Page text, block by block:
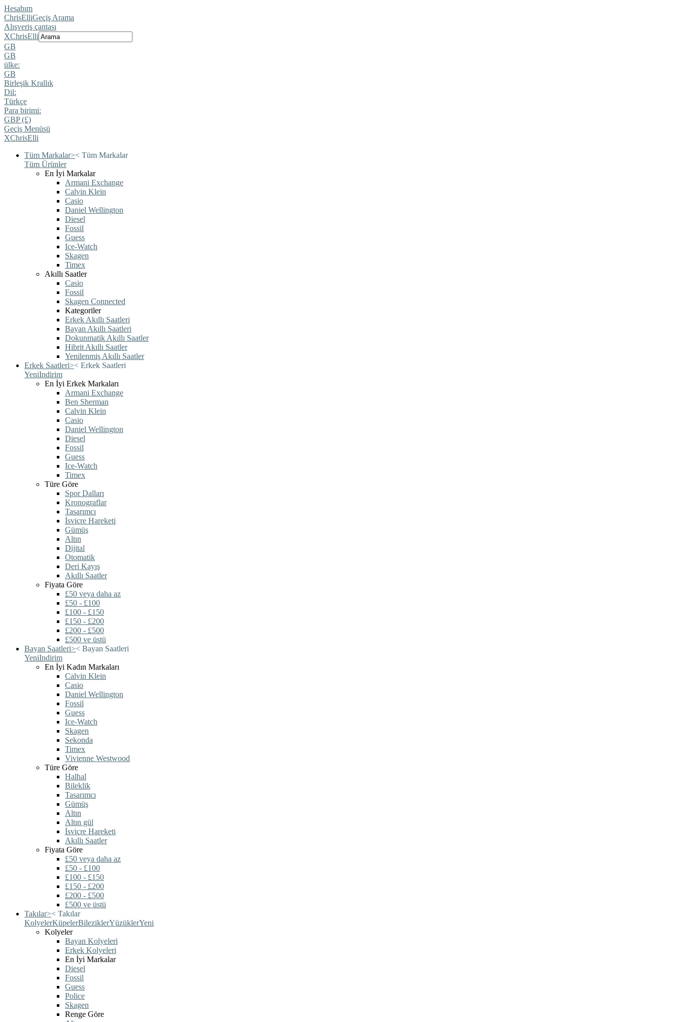
Hesabım
ChrisElliGeçiş Arama
Alışveriş çantası
XChrisElli
GB
GB
ülke:
GB
Birleşik Krallık
Dil:
Türkçe
Para birimi:
GBP (£)
Geçiş Menüsü
XChrisElli
Tüm Markalar>< Tüm Markalar
Tüm Ürünler
En İyi Markalar
Armani Exchange
Calvin Klein
Casio
Daniel Wellington
Diesel
Fossil
Guess
Ice-Watch
Skagen
Timex
Akıllı Saatler
Casio
Fossil
Skagen Connected
Kategoriler
Erkek Akıllı Saatleri
Bayan Akıllı Saatleri
Dokunmatik Akıllı Saatler
Hibrit Akıllı Saatler
Yenilenmiş Akıllı Saatler
Erkek Saatleri>< Erkek Saatleri
YeniIndirim
En İyi Erkek Markaları
Armani Exchange
Ben Sherman
Calvin Klein
Casio
Daniel Wellington
Diesel
Fossil
Guess
Ice-Watch
Timex
Türe Göre
Spor Dalları
Kronograflar
Tasarımcı
İsviçre Hareketi
Gümüş
Altın
Dijital
Otomatik
Deri Kayış
Akıllı Saatler
Fiyata Göre
£50 veya daha az
£50 - £100
£100 - £150
£150 - £200
£200 - £500
£500 ve üstü
Bayan Saatleri>< Bayan Saatleri
YeniIndirim
En İyi Kadın Markaları
Calvin Klein
Casio
Daniel Wellington
Fossil
Guess
Ice-Watch
Skagen
Sekonda
Timex
Vivienne Westwood
Türe Göre
Halhal
Bileklik
Tasarımcı
Gümüş
Altın
Altın gül
İsviçre Hareketi
Akıllı Saatler
Fiyata Göre
£50 veya daha az
£50 - £100
£100 - £150
£150 - £200
£200 - £500
£500 ve üstü
Takılar>< Takılar
KolyelerKüpelerBileziklerYüzüklerYeni
Kolyeler
Bayan Kolyeleri
Erkek Kolyeleri
En İyi Markalar
Diesel
Fossil
Guess
Police
Skagen
Renge Göre